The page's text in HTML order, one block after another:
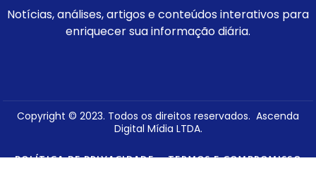
Notícias, análises, artigos e conteúdos interativos para
enriquecer sua informação diária.
Copyright © 2023. Todos os direitos reservados. Ascenda
Digital Mídia LTDA.
POLÍTICA DE PRIVACIDADE TERMOS E COMPROMISSO